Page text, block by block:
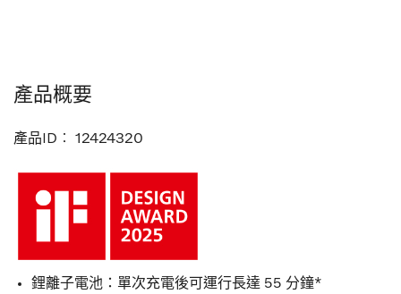
產品概要
產品ID︰ 12424320
鋰離子電池：單次充電後可運行長達 55 分鐘*